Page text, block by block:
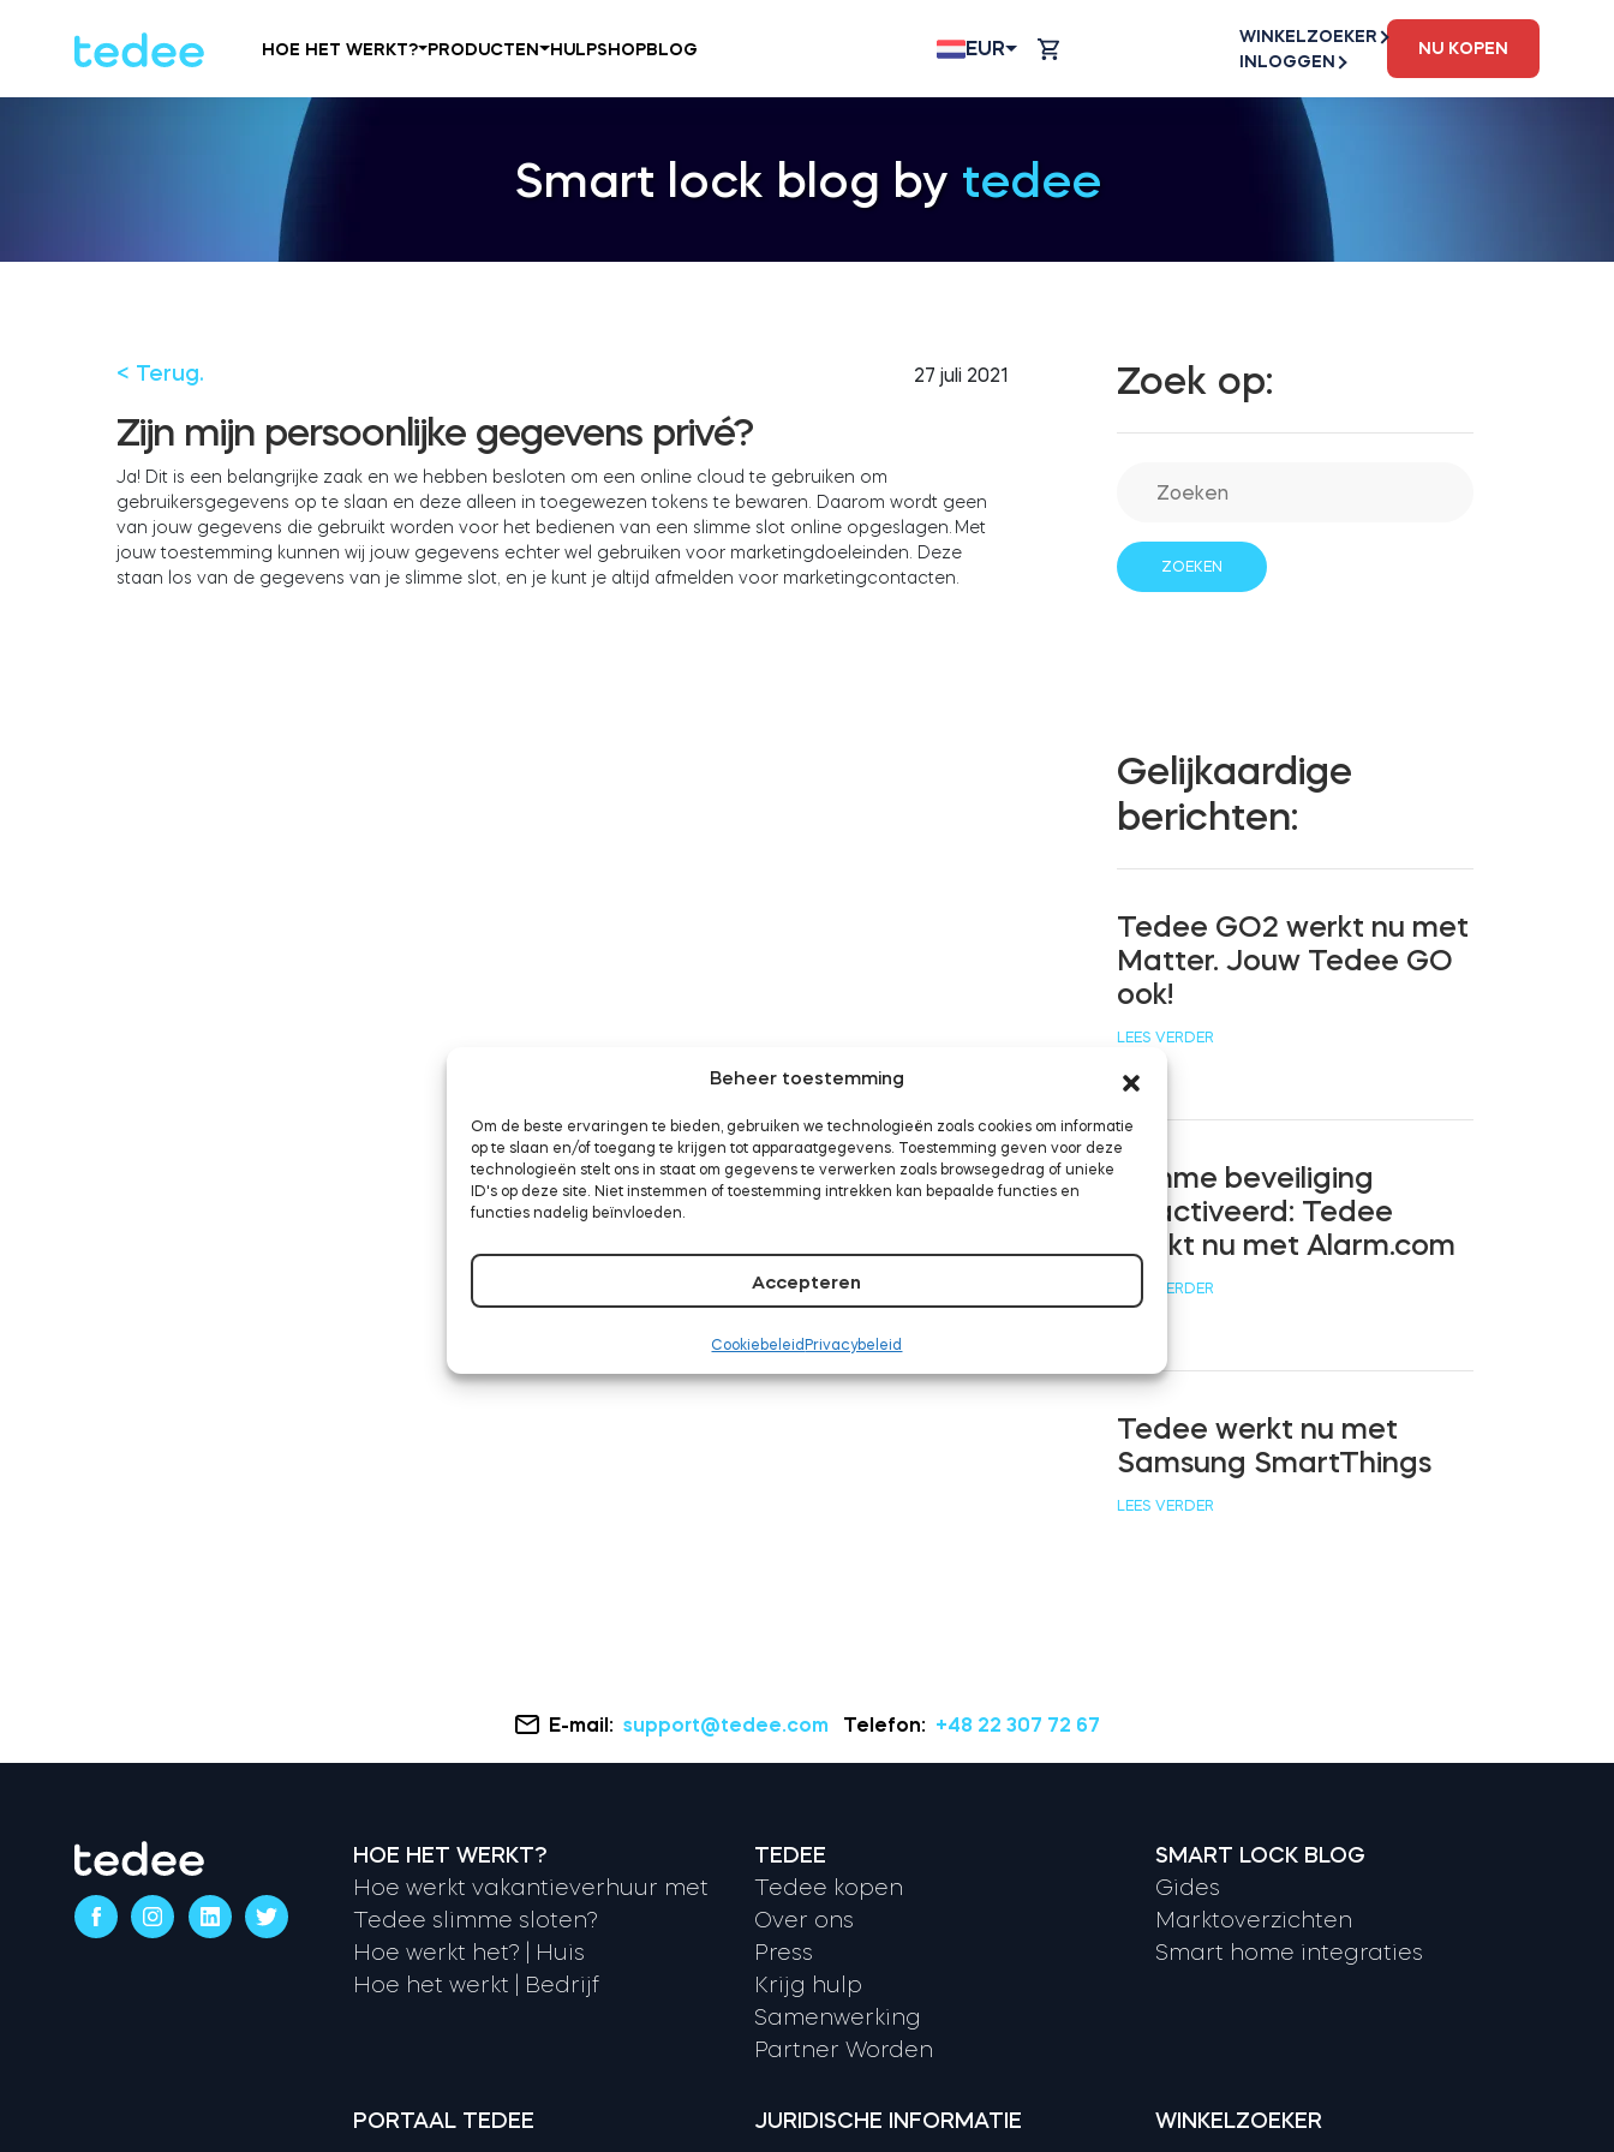
Beheer toestemming
Om de beste ervaringen te bieden, gebruiken we technologieën zoals cookies om informatie
op te slaan en/of toegang te krijgen tot apparaatgegevens. Toestemming geven voor deze
technologieën stelt ons in staat om gegevens te verwerken zoals browsegedrag of unieke
ID's op deze site. Niet instemmen of toestemming intrekken kan bepaalde functies en
functies nadelig beïnvloeden.
Accepteren
Cookiebeleid Privacybeleid
HOE HET WERKT? PRODUCTEN HULPSHOPBLOG EUR
WINKELZOEKER
INLOGGEN
NU KOPEN
Smart lock blog by tedee
< Terug. 27 juli 2021
Zijn mijn persoonlijke gegevens privé?
Ja! Dit is een belangrijke zaak en we hebben besloten om een online cloud te gebruiken om
gebruikersgegevens op te slaan en deze alleen in toegewezen tokens te bewaren. Daarom wordt geen
van jouw gegevens die gebruikt worden voor het bedienen van een slimme slot online opgeslagen. Met
jouw toestemming kunnen wij jouw gegevens echter wel gebruiken voor marketingdoeleinden. Deze
staan los van de gegevens van je slimme slot, en je kunt je altijd afmelden voor marketingcontacten.
Zoek op:
Gelijkaardige
berichten:
Tedee GO2 werkt nu met
Matter. Jouw Tedee GO
ook!
LEES VERDER
Slimme beveiliging
geactiveerd: Tedee
werkt nu met Alarm.com
LEES VERDER
Tedee werkt nu met
Samsung SmartThings
LEES VERDER
E-mail: support@tedee.com Telefon: +48 22 307 72 67
HOE HET WERKT?
Hoe werkt vakantieverhuur met
Tedee slimme sloten?
Hoe werkt het? | Huis
Hoe het werkt | Bedrijf
TEDEE
Tedee kopen
Over ons
Press
Krijg hulp
Samenwerking
Partner Worden
SMART LOCK BLOG
Gides
Marktoverzichten
Smart home integraties
PORTAAL TEDEE JURIDISCHE INFORMATIE WINKELZOEKER